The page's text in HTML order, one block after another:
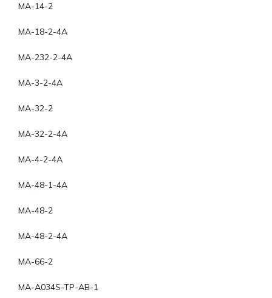
MA-14-2
MA-18-2-4A
MA-232-2-4A
MA-3-2-4A
MA-32-2
MA-32-2-4A
MA-4-2-4A
MA-48-1-4A
MA-48-2
MA-48-2-4A
MA-66-2
MA-A034S-TP-AB-1